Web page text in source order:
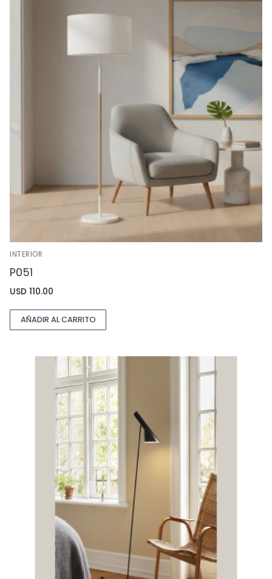
INTERIOR
P051
USD 110.00
AÑADIR AL CARRITO